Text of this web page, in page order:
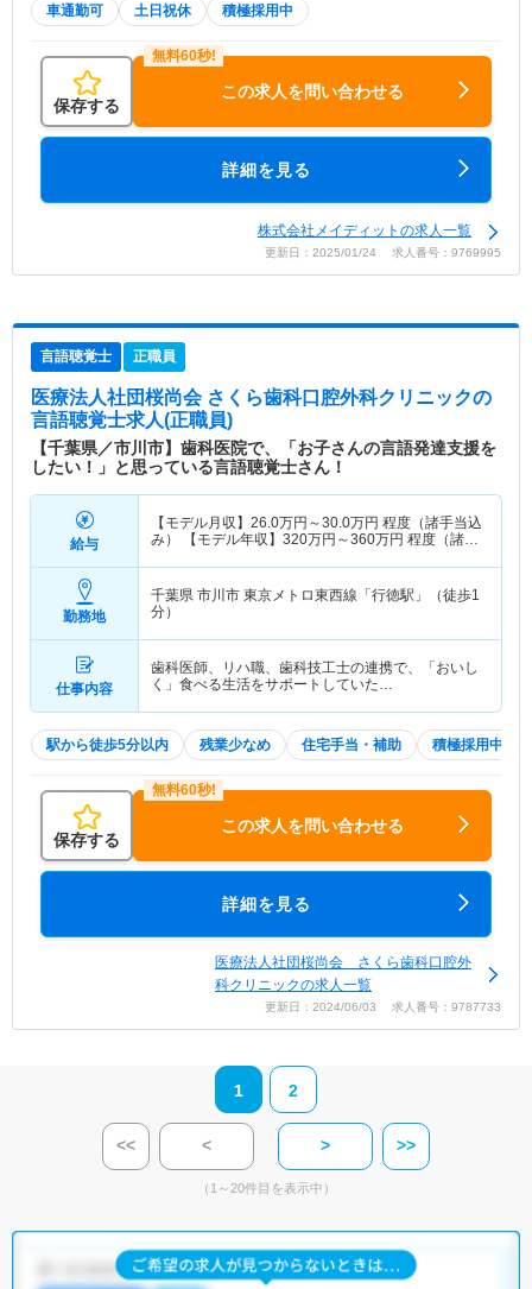
車通勤可 土日祝休 積極採用中
保存する
この求人を問い合わせる
詳細を見る
株式会社メイディットの求人一覧
更新日：2025/01/24 求人番号：9769995
言語聴覚士 正職員
医療法人社団桜尚会 さくら歯科口腔外科クリニックの
言語聴覚士求人(正職員)
【千葉県／市川市】歯科医院で、「お子さんの言語発達支援を
したい！」と思っている言語聴覚士さん！
給与
【モデル月収】 26.0万円～30.0万円 程度（諸手当込
み） 【モデル年収】 320万円～360万円 程度（諸手
勤務地
千葉県 市川市 東京メトロ東西線「行徳駅」（徒歩1
分）
仕事内容
歯科医師、リハ職、歯科技工士の連携で、「おいし
く」食べる生活をサポートしていた…
駅から徒歩5分以内 残業少なめ 住宅手当・補助 積極採用中
保存する
この求人を問い合わせる
詳細を見る
医療法人社団桜尚会 さくら歯科口腔外
科クリニックの求人一覧
更新日：2024/06/03 求人番号：9787733
1 2
<< < > >>
（1～20件目を表示中）